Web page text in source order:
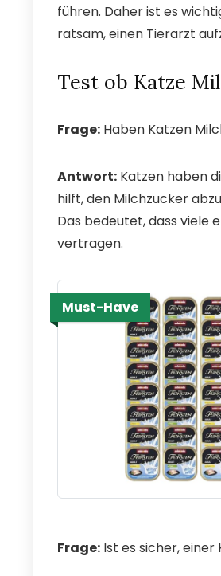
führen. Daher ist es
ratsam, einen Tierarzt
Test ob Katze
Frage: Haben Katzen
Antwort: Katzen haben
hilft, den Milchzucker
Das bedeutet, dass viele
vertragen.
Must-Have
Frage: Ist es sicher, einer